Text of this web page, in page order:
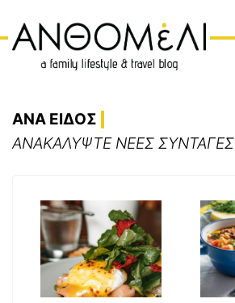
περιεχόμενο
ΑΝΑ ΕΙΔΟΣ
ΑΝΑΚΑΛΥΨΤΕ ΝΕΕΣ ΣΥΝΤΑΓΕΣ